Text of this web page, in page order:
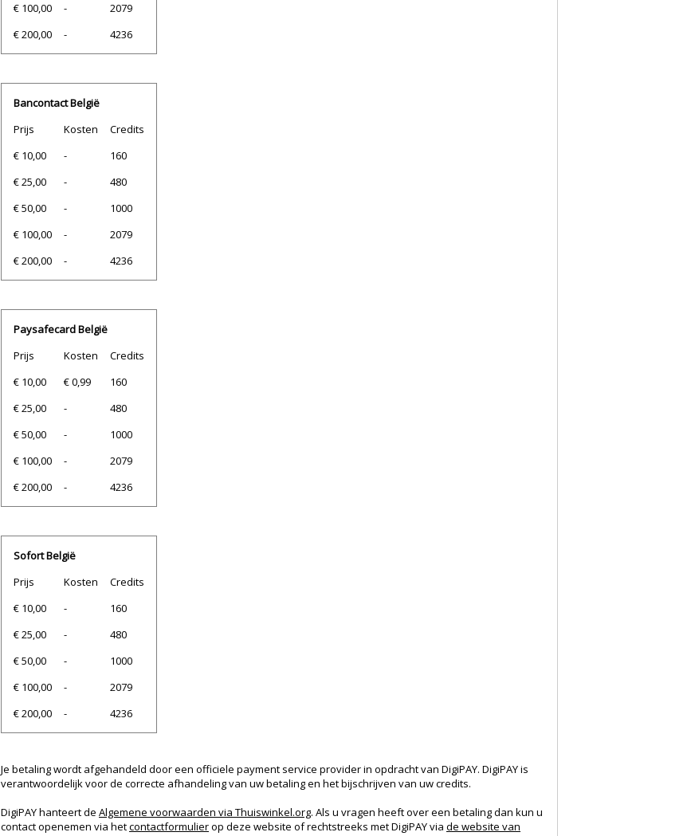
€ 100,00
-
2079
€ 200,00
- 4236
Bancontact België
Prijs
Kosten
Credits
€ 10,00
-
160
€ 25,00
-
480
€ 50,00
-
1000
€ 100,00
-
2079
€ 200,00
- 4236
Paysafecard België
Prijs
Kosten
Credits
€ 10,00
€ 0,99
160
€ 25,00
-
480
€ 50,00
-
1000
€ 100,00
-
2079
€ 200,00
- 4236
Sofort België
Prijs
Kosten
Credits
€ 10,00
-
160
€ 25,00
-
480
€ 50,00
-
1000
€ 100,00
-
2079
€ 200,00
- 4236
Je betaling wordt afgehandeld door een officiele payment service provider in opdracht van DigiPAY. DigiPAY is
verantwoordelijk voor de correcte afhandeling van uw betaling en het bijschrijven van uw credits.
DigiPAY hanteert de Algemene voorwaarden via Thuiswinkel.org. Als u vragen heeft over een betaling dan kun u
contact openemen via hetcontactformulierop deze website of rechtstreeks met DigiPAY via de website van